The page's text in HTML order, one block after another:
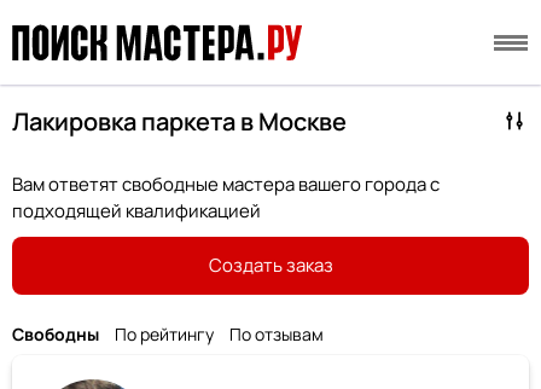
Лакировка паркета в Москве
Вам ответят свободные мастера вашего города с
подходящей квалификацией
Создать заказ
Свободны По рейтингу По отзывам